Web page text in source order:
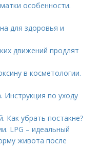
особенности.
для здоровья и
движений продлят
в косметологии.
Инструкция по уходу
Как убрать постакне?
LPG – идеальный
живота после